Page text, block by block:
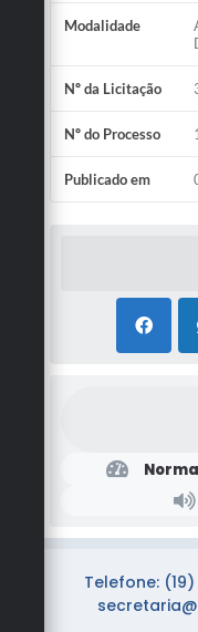
Modalidade
Nº da Licitação
Nº do Processo
Publicado em
Telefone: